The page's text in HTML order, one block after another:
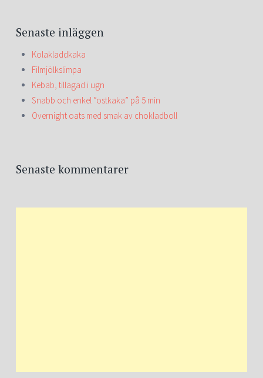
Senaste inläggen
Kolakladdkaka
Filmjölkslimpa
Kebab, tillagad i ugn
Snabb och enkel ”ostkaka” på 5 min
Overnight oats med smak av chokladboll
Senaste kommentarer